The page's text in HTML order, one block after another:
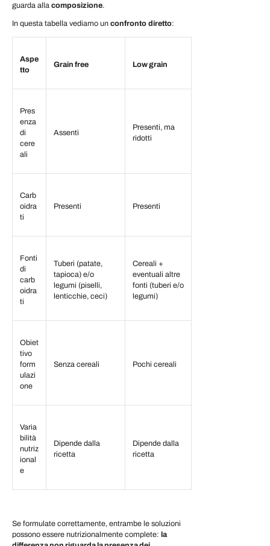
guarda alla composizione.
In questa tabella vediamo un confronto diretto:
Aspe
tto
Grain free Low grain
Pres
enza
di
cere
ali
Assenti
Presenti, ma
ridotti
Carb
oidra
ti
Presenti Presenti
Fonti
di
carb
oidra
ti
Tuberi (patate,
tapioca) e/o
legumi (piselli,
lenticchie, ceci)
Cereali +
eventuali altre
fonti (tuberi e/o
legumi)
Obiet
tivo
form
ulazi
one
Senza cereali Pochi cereali
Varia
bilità
nutriz
ional
e
Dipende dalla
ricetta
Dipende dalla
ricetta
Se formulate correttamente, entrambe le soluzioni
possono essere nutrizionalmente complete: la